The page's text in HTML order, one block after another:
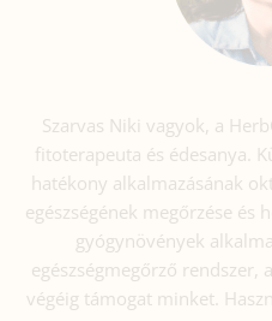
Szarvas Niki vagyok, a
fitoterapeuta és édesanya.
hatékony alkalmazásának
egészségének megőrzése és
gyógynövények
egészségmegőrző
végéig támogat minket.